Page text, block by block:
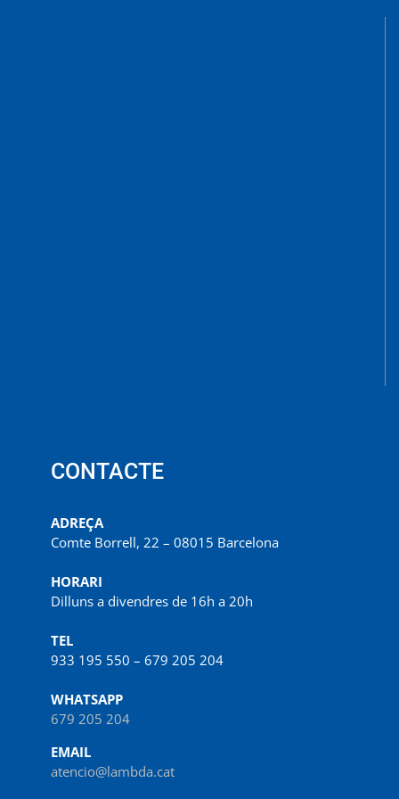
CONTACTE
ADREÇA
Comte Borrell, 22 – 08015 Barcelona
HORARI
Dilluns a divendres de 16h a 20h
TEL
933 195 550 – 679 205 204
WHATSAPP
679 205 204
EMAIL
atencio@lambda.cat